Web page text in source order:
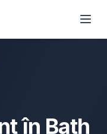
în Bath